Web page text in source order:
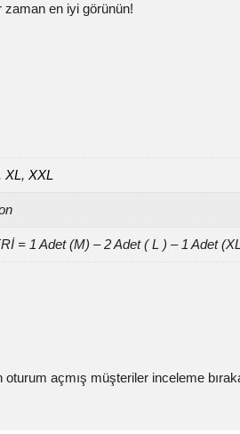
zaman en iyi görünün!
, XL, XXL
= 1 Adet (M) – 2 Adet ( L ) – 1 Adet
oturum açmış müşteriler inceleme